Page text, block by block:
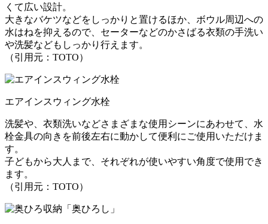
くて広い設計。
大きなバケツなどをしっかりと置けるほか、ボウル周辺への
水はねを抑えるので、セーターなどのかさばる衣類の手洗い
や洗髪などもしっかり行えます。
（引用元：TOTO）
エアインスウィング水栓
洗髪や、衣類洗いなどさまざまな使用シーンにあわせて、水
栓金具の向きを前後左右に動かして便利にご使用いただけま
す。
子どもから大人まで、それぞれが使いやすい角度で使用でき
ます。
（引用元：TOTO）